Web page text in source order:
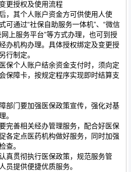
授权及使用流程
其个人账户资金方可供使用人使
可通过“社保自助服务一体机”、“微信
网上服务平台”等方式办理，也可到授
办机构办理。具体授权绑定及变更授
行制定。
个人账户结余资金支付时，须向定
保障卡，按规定程序实现即时结算支
门要加强医保政策宣传，强化对基
。
善相关经办管理服务，配合好医保
各定点医药机构做好服务，同时加强
查。
贯彻执行医保政策，规范服务管
员提供便捷优质服务。